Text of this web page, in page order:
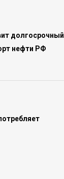
долгосрочный
нефти РФ